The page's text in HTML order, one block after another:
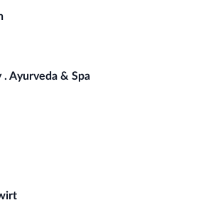
Ayurveda & Spa